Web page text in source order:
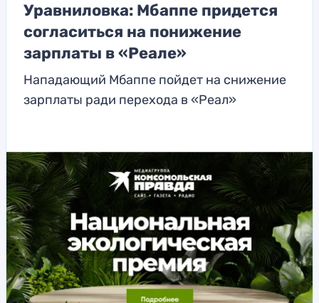
Уравниловка: Мбаппе придется
согласиться на понижение
зарплаты в «Реале»
Нападающий Мбаппе пойдет на снижение
зарплаты ради перехода в «Реал»